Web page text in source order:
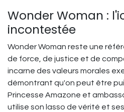
Wonder Woman :
incontestée
Wonder Woman reste une
de force, de justice et de
incarne des valeurs morales
démontrant qu'on peut être
Princesse Amazone et
utilise son lasso de vérité et